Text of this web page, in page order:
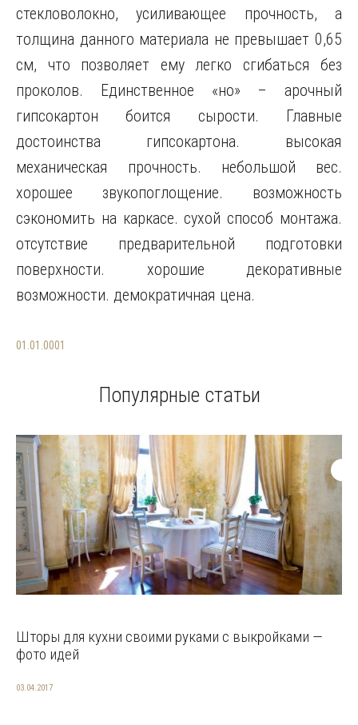
стекловолокно, усиливающее прочность, а
толщина данного материала не превышает 0,65
см, что позволяет ему легко сгибаться без
проколов. Единственное «но» – арочный
гипсокартон боится сырости. Главные
достоинства гипсокартона. высокая
механическая прочность. небольшой вес.
хорошее звукопоглощение. возможность
сэкономить на каркасе. сухой способ монтажа.
отсутствие предварительной подготовки
поверхности. хорошие декоративные
возможности. демократичная цена.
01.01.0001
Популярные статьи
Шторы для кухни своими руками с выкройками —
фото идей
03.04.2017